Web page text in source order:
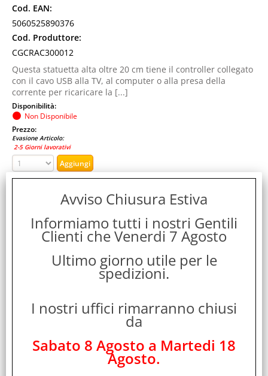
Cod. EAN:
5060525890376
Cod. Produttore:
CGCRAC300012
Questa statuetta alta oltre 20 cm tiene il controller collegato
con il cavo USB alla TV, al computer o alla presa della
corrente per ricaricare la [...]
Disponibilità:
Non Disponibile
Prezzo:
Evasione Articolo:
2-5 Giorni lavorativi
SUPPORTO PER TELEFONO/CONTROLLER CON CAVO
MICRO USB 2 MT
480147
Avviso Chiusura Estiva
Informiamo tutti i nostri Gentili
Clienti che Venerdi 7 Agosto
Ultimo giorno utile per le
spedizioni.
I nostri uffici rimarranno chiusi
da
Sabato 8 Agosto a Martedi 18
Agosto.